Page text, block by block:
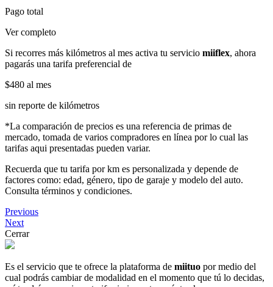
Pago total
Ver completo
Si recorres más kilómetros al mes activa tu servicio miiflex, ahora
pagarás una tarifa preferencial de
$480 al mes
sin reporte de kilómetros
*La comparación de precios es una referencia de primas de
mercado, tomada de varios compradores en línea por lo cual las
tarifas aqui presentadas pueden variar.
Recuerda que tu tarifa por km es personalizada y depende de
factores como: edad, género, tipo de garaje y modelo del auto.
Consulta términos y condiciones.
Previous
Next
Cerrar
Es el servicio que te ofrece la plataforma de miituo por medio del
cual podrás cambiar de modalidad en el momento que tú lo decidas,